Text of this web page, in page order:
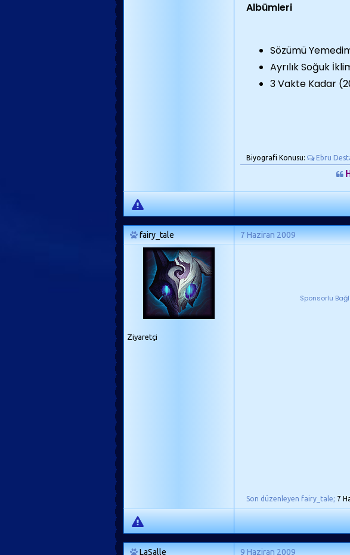
Albümleri
Sözümü
Ayrılık Soğuk
3 Vakte Kadar
Biyografi Konusu: Ebru
fairy_tale 7 Haziran 2009
Ziyaretçi
Sponsorlu
Son düzenleyen fairy_tale; 7
LaSalle 9 Haziran 2009